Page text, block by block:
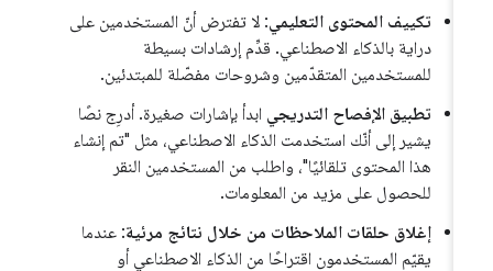
تكييف المحتوى التعليمي: لا تفترض أنّ المستخدمين على
دراية بالذكاء الاصطناعي. قدِّم إرشادات بسيطة
للمستخدمين المتقدّمين وشروحات مفصّلة للمبتدئين.
تطبيق الإفصاح التدريجيابدأ بإشارات صغيرة. أدرِج نصًا
يشير إلى أنّك استخدمت الذكاء الاصطناعي، مثل "تم إنشاء
هذا المحتوى تلقائيًا"، واطلب من المستخدمين النقر
للحصول على مزيد من المعلومات.
إغلاق حلقات الملاحظات من خلال نتائج مرئية: عندما
يقيّم المستخدمون اقتراحًا من الذكاء الاصطناعي أو